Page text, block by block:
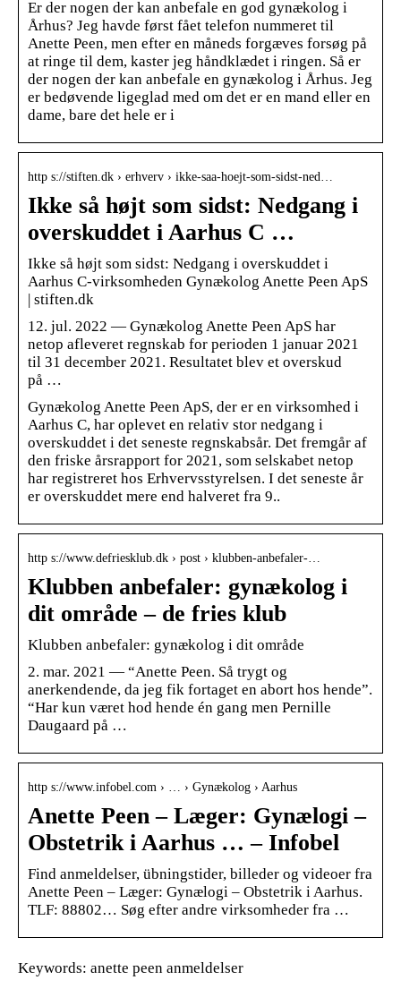
Er der nogen der kan anbefale en god gynækolog i
Århus? Jeg havde først fået telefon nummeret til
Anette Peen, men efter en måneds forgæves forsøg på
at ringe til dem, kaster jeg håndklædet i ringen. Så er
der nogen der kan anbefale en gynækolog i Århus. Jeg
er bedøvende ligeglad med om det er en mand eller en
dame, bare det hele er i
http s://stiften.dk › erhverv › ikke-saa-hoejt-som-sidst-ned…
Ikke så højt som sidst: Nedgang i
overskuddet i Aarhus C …
Ikke så højt som sidst: Nedgang i overskuddet i
Aarhus C-virksomheden Gynækolog Anette Peen ApS
| stiften.dk
12. jul. 2022 — Gynækolog Anette Peen ApS har
netop afleveret regnskab for perioden 1 januar 2021
til 31 december 2021. Resultatet blev et overskud
på …
Gynækolog Anette Peen ApS, der er en virksomhed i
Aarhus C, har oplevet en relativ stor nedgang i
overskuddet i det seneste regnskabsår. Det fremgår af
den friske årsrapport for 2021, som selskabet netop
har registreret hos Erhvervsstyrelsen. I det seneste år
er overskuddet mere end halveret fra 9..
http s://www.defriesklub.dk › post › klubben-anbefaler-…
Klubben anbefaler: gynækolog i
dit område – de fries klub
Klubben anbefaler: gynækolog i dit område
2. mar. 2021 — “Anette Peen. Så trygt og
anerkendende, da jeg fik fortaget en abort hos hende”.
“Har kun været hod hende én gang men Pernille
Daugaard på …
http s://www.infobel.com › … › Gynækolog › Aarhus
Anette Peen – Læger: Gynælogi –
Obstetrik i Aarhus … – Infobel
Find anmeldelser, übningstider, billeder og videoer fra
Anette Peen – Læger: Gynælogi – Obstetrik i Aarhus.
TLF: 88802… Søg efter andre virksomheder fra …
Keywords: anette peen anmeldelser